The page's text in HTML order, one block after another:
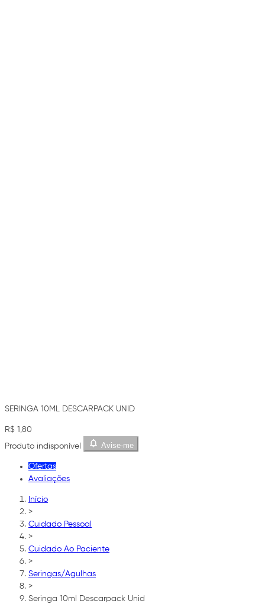
SERINGA 10ML DESCARPACK UNID
R$ 1,80
Produto indisponível
Avise-me
Ofertas
Avaliações
Início
>
Cuidado Pessoal
>
Cuidado Ao Paciente
>
Seringas/Agulhas
>
Seringa 10ml Descarpack Unid